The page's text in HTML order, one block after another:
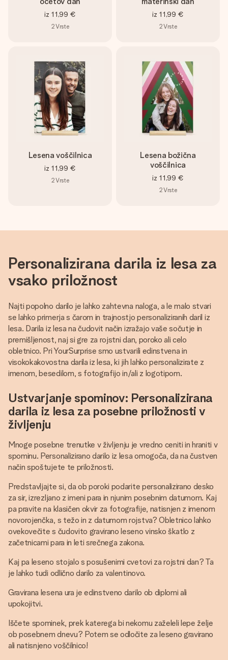
iz 11,99 €
2Vrste
iz 11,99 €
2Vrste
Lesena voščilnica
iz 11,99 €
2Vrste
Lesena božična
voščilnica
iz 11,99 €
2Vrste
Personalizirana darila iz lesa za
vsako priložnost
Najti popolno darilo je lahko zahtevna naloga, a le malo stvari
se lahko primerja s čarom in trajnostjo personaliziranih daril iz
lesa. Darila iz lesa na čudovit način izražajo vaše sočutje in
premišljenost, naj si gre za rojstni dan, poroko ali celo
obletnico. Pri YourSurprise smo ustvarili edinstvena in
visokokakovostna darila iz lesa, ki jih lahko personalizirate z
imenom, besedilom, s fotografijo in/ali z logotipom.
Ustvarjanje spominov: Personalizirana
darila iz lesa za posebne priložnosti v
življenju
Mnoge posebne trenutke v življenju je vredno ceniti in hraniti v
spominu. Personalizirano darilo iz lesa omogoča, da na čustven
način spoštujete te priložnosti.
Predstavljajte si, da ob poroki podarite personalizirano desko
za sir, izrezljano z imeni para in njunim posebnim datumom. Kaj
pa pravite na klasičen okvir za fotografije, natisnjen z imenom
novorojenčka, s težo in z datumom rojstva? Obletnico lahko
ovekovečite s čudovito gravirano leseno vinsko škatlo z
začetnicami para in leti srečnega zakona.
Kaj pa leseno stojalo s posušenimi cvetovi za rojstni dan? Ta
je lahko tudi odlično darilo za valentinovo.
Gravirana lesena ura je edinstveno darilo ob diplomi ali
upokojitvi.
Iščete spominek, prek katerega bi nekomu zaželeli lepe želje
ob posebnem dnevu? Potem se odločite za leseno gravirano
ali natisnjeno voščilnico!